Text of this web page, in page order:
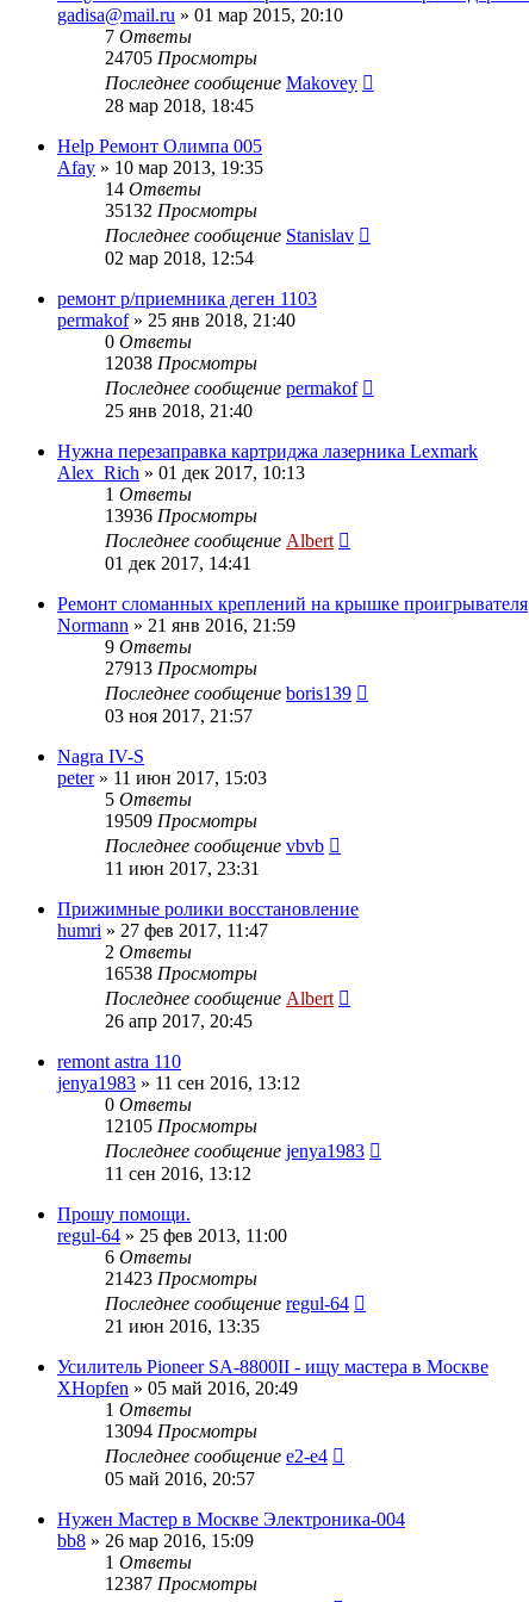
gadisa@mail.ru » 01 мар 2015, 20:10
7 Ответы
24705 Просмотры
Последнее сообщение Makovey
28 мар 2018, 18:45
Help Ремонт Олимпа 005
Afay » 10 мар 2013, 19:35
14 Ответы
35132 Просмотры
Последнее сообщение Stanislav
02 мар 2018, 12:54
ремонт р/приемника деген 1103
permakof» 25 янв 2018, 21:40
0 Ответы
12038 Просмотры
Последнее сообщение permakof
25 янв 2018, 21:40
Нужна перезаправка картриджа лазерника Lexmark
Alex_Rich » 01 дек 2017, 10:13
1 Ответы
13936 Просмотры
Последнее сообщение Albert
01 дек 2017, 14:41
Ремонт сломанных креплений на крышке проигрывателя
Normann » 21 янв 2016, 21:59
9 Ответы
27913 Просмотры
Последнее сообщение boris139
03 ноя 2017, 21:57
Nagra IV-S
peter» 11 июн 2017, 15:03
5 Ответы
19509 Просмотры
Последнее сообщение vbvb
11 июн 2017, 23:31
Прижимные ролики восстановление
humri » 27 фев 2017, 11:47
2 Ответы
16538 Просмотры
Последнее сообщение Albert
26 апр 2017, 20:45
remont astra 110
jenya1983 » 11 сен 2016, 13:12
0 Ответы
12105 Просмотры
Последнее сообщение jenya1983
11 сен 2016, 13:12
Прошу помощи.
regul-64 » 25 фев 2013, 11:00
6 Ответы
21423 Просмотры
Последнее сообщение regul-64
21 июн 2016, 13:35
Усилитель Pioneer SA-8800II - ищу мастера в Москве
XHopfen » 05 май 2016, 20:49
1 Ответы
13094 Просмотры
Последнее сообщение e2-e4
05 май 2016, 20:57
Нужен Мастер в Москве Электроника-004
bb8 » 26 мар 2016, 15:09
1 Ответы
12387 Просмотры